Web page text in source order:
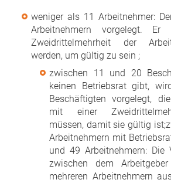
weniger als 11 Arbeitnehmer:
Arbeitnehmern vorgelegt.
Zweidrittelmehrheit der
werden, um gültig zu sein ;
zwischen 11 und 20
keinen Betriebsrat gibt,
Beschäftigten vorgelegt,
mit einer
müssen, damit sie gültig
Arbeitnehmern mit
und 49 Arbeitnehmern: Die
zwischen dem
mehreren Arbeitnehmern